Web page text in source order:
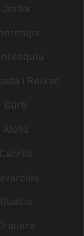
Jorba
i Reixac
Gurb
Alella
Cabrils
Gualba
Granera